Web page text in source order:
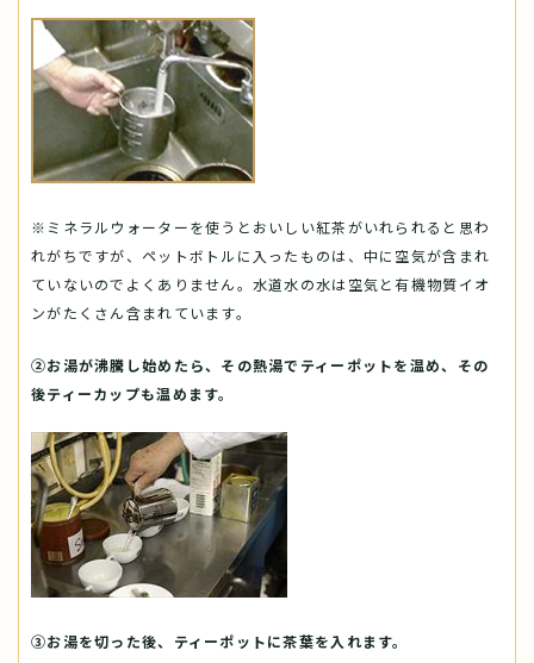
※ミネラルウォーターを使うとおいしい紅茶がいれられると思わ
れがちですが、ペットボトルに入ったものは、中に空気が含まれ
ていないのでよくありません。水道水の水は空気と有機物質イオ
ンがたくさん含まれています。
②お湯が沸騰し始めたら、その熱湯でティーポットを温め、その
後ティーカップも温めます。
③お湯を切った後、ティーポットに茶葉を入れます。